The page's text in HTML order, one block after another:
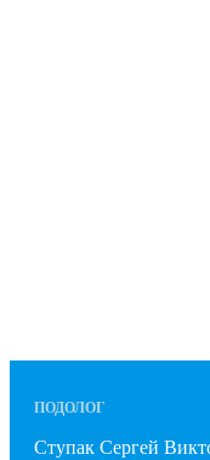
ПОДОЛОГ
Ступак Сергей